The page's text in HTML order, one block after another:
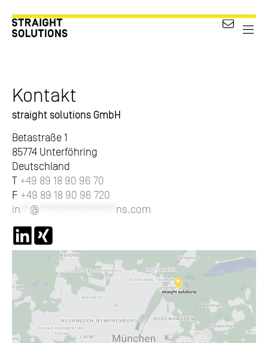
Kontakt
straight solutions GmbH
Betastraße 1
85774 Unterföhring
Deutschland
T +49 89 18 90 96 70
F +49 89 18 90 96 720
in
@ ns.com